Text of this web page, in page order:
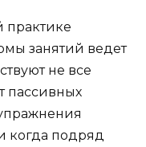
занятий ведет
не все
пассивных
когда подряд